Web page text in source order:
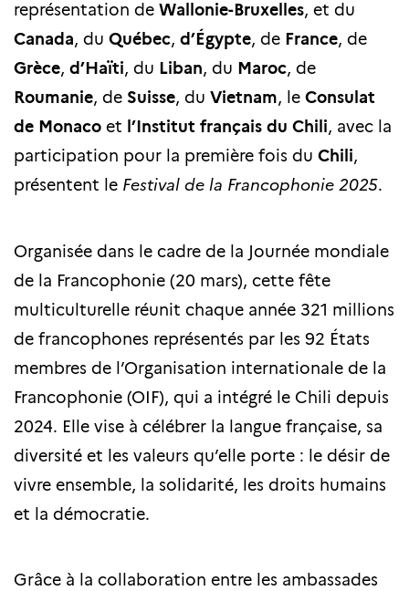
représentation de Wallonie-Bruxelles, et du
Canada, du Québec, d’Égypte, de France, de
Grèce, d’Haïti, du Liban, du Maroc, de
Roumanie, de Suisse, du Vietnam, le Consulat
de Monaco et l’Institut français du Chili, avec la
participation pour la première fois du Chili,
présentent le Festival de la Francophonie 2025.
Organisée dans le cadre de la Journée mondiale
de la Francophonie (20 mars), cette fête
multiculturelle réunit chaque année 321 millions
de francophones représentés par les 92 États
membres de l’Organisation internationale de la
Francophonie (OIF), qui a intégré le Chili depuis
2024. Elle vise à célébrer la langue française, sa
diversité et les valeurs qu’elle porte : le désir de
vivre ensemble, la solidarité, les droits humains
et la démocratie.
Grâce à la collaboration entre les ambassades